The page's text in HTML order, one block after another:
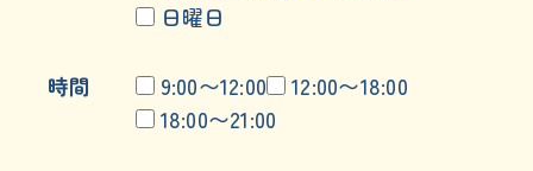
日曜日
時間 9:00〜12:00
12:00〜18:00
18:00〜21:00